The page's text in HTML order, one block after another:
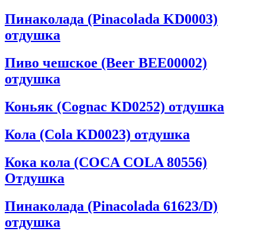
Пинаколада (Pinacolada KD0003)
отдушка
Пиво чешское (Beer BEE00002)
отдушка
Коньяк (Cognac KD0252) отдушка
Кола (Cola KD0023) отдушка
Кока кола (COCA COLA 80556)
Отдушка
Пинаколада (Pinacolada 61623/D)
отдушка